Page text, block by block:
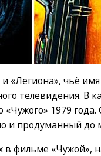
«Легиона», чьё
телевидения. В
«Чужого» 1979
и продуманный до
в фильме «Чужой»,